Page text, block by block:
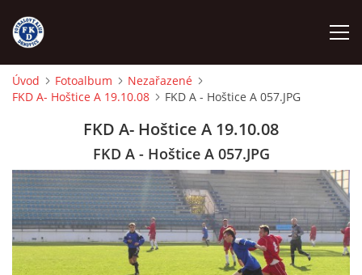
ÚVOD
FKD A
FKD B
Úvod Fotoalbum
Nezařazené
FKD A- Hoštice A 19.10.08
FKD A - Hoštice A 057.JPG
FKD A- Hoštice A 19.10.08
FKD A - Hoštice A 057.JPG